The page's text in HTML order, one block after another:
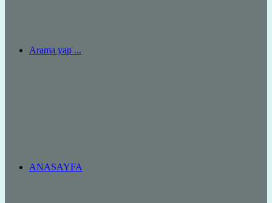
Arama yap ...
ANASAYFA